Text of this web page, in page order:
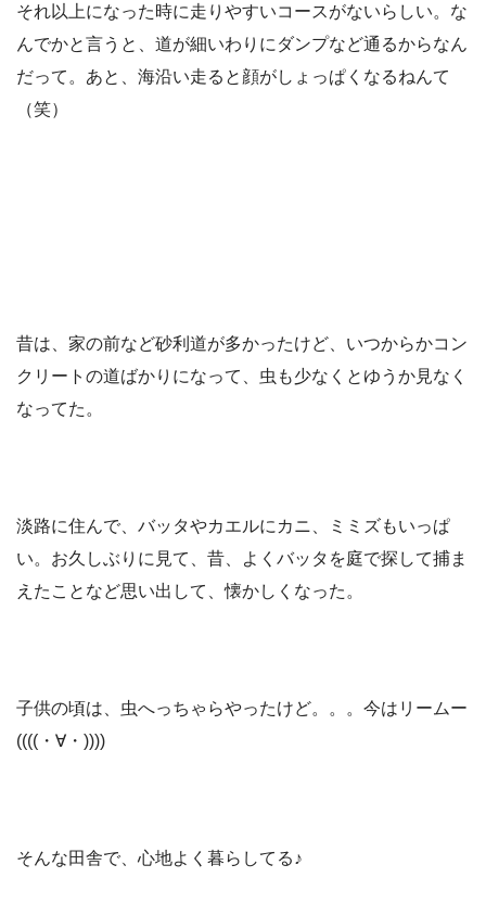
それ以上になった時に走りやすいコースがないらしい。な
んでかと言うと、道が細いわりにダンプなど通るからなん
だって。あと、海沿い走ると顔がしょっぱくなるねんて
（笑）
昔は、家の前など砂利道が多かったけど、いつからかコン
クリートの道ばかりになって、虫も少なくとゆうか見なく
なってた。
淡路に住んで、バッタやカエルにカニ、ミミズもいっぱ
い。お久しぶりに見て、昔、よくバッタを庭で探して捕ま
えたことなど思い出して、懐かしくなった。
子供の頃は、虫へっちゃらやったけど。。。今はリームー
((((・∀・))))
そんな田舎で、心地よく暮らしてる♪